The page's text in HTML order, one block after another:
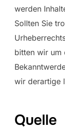
werden
Sollten Sie
bitten wir um
wir derartige
Quelle